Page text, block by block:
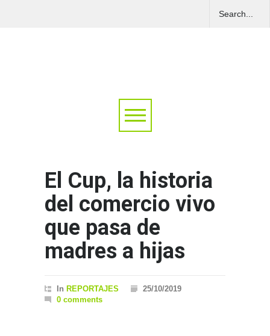
El Cup, la historia
del comercio vivo
que pasa de
madres a hijas
In REPORTAJES
25/10/2019
0 comments